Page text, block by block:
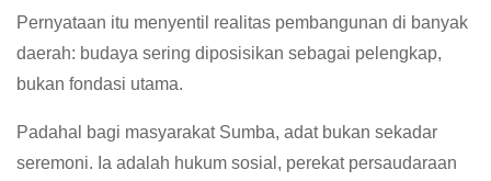
Pernyataan itu menyentil realitas pembangunan di banyak
daerah: budaya sering diposisikan sebagai pelengkap,
bukan fondasi utama.
Padahal bagi masyarakat Sumba, adat bukan sekadar
seremoni. Ia adalah hukum sosial, perekat persaudaraan